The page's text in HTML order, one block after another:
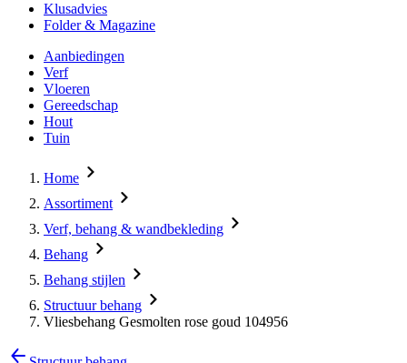
Klusadvies
Folder & Magazine
Aanbiedingen
Verf
Vloeren
Gereedschap
Hout
Tuin
Home
Assortiment
Verf, behang & wandbekleding
Behang
Behang stijlen
Structuur behang
Vliesbehang Gesmolten rose goud 104956